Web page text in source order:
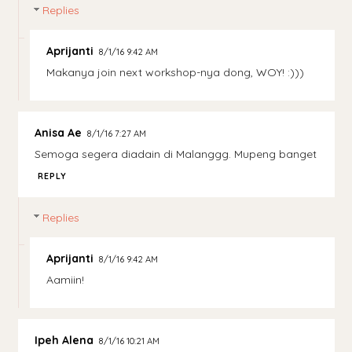
Replies
Aprijanti 8/1/16 9:42 AM
Makanya join next workshop-nya dong, WOY! :)))
Anisa Ae 8/1/16 7:27 AM
Semoga segera diadain di Malanggg. Mupeng banget
REPLY
Replies
Aprijanti 8/1/16 9:42 AM
Aamiin!
Ipeh Alena 8/1/16 10:21 AM